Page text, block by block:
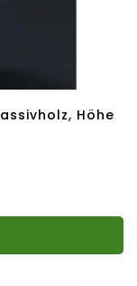
Höhe